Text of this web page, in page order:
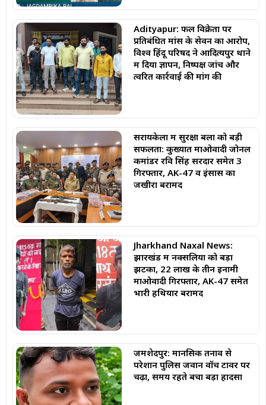
Adityapur: फल विक्रेता पर
प्रतिबंधित मांस के सेवन का आरोप,
विश्व हिंदू परिषद ने आदित्यपुर थाने
में दिया ज्ञापन, निष्पक्ष जांच और
त्वरित कार्रवाई की मांग की
सरायकेला में सुरक्षा बलों को बड़ी
सफलता: कुख्यात माओवादी जोनल
कमांडर रवि सिंह सरदार समेत 3
गिरफ्तार, AK-47 व इंसास का
जखीरा बरामद
Jharkhand Naxal News:
झारखंड में नक्सलियों को बड़ा
झटका, 22 लाख के तीन इनामी
माओवादी गिरफ्तार, AK-47 समेत
भारी हथियार बरामद
जमशेदपुर: मानसिक तनाव से
परेशान पुलिस जवान वॉच टावर पर
चढ़ा, समय रहते बचा बड़ा हादसा